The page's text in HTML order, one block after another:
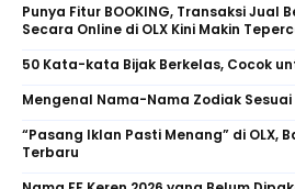
Punya Fitur BOOKING, Transaksi Jual
Secara Online di OLX Kini Makin
50 Kata-kata Bijak Berkelas, Cocok
Mengenal Nama-Nama Zodiak
“Pasang Iklan Pasti Menang” di OLX,
Terbaru